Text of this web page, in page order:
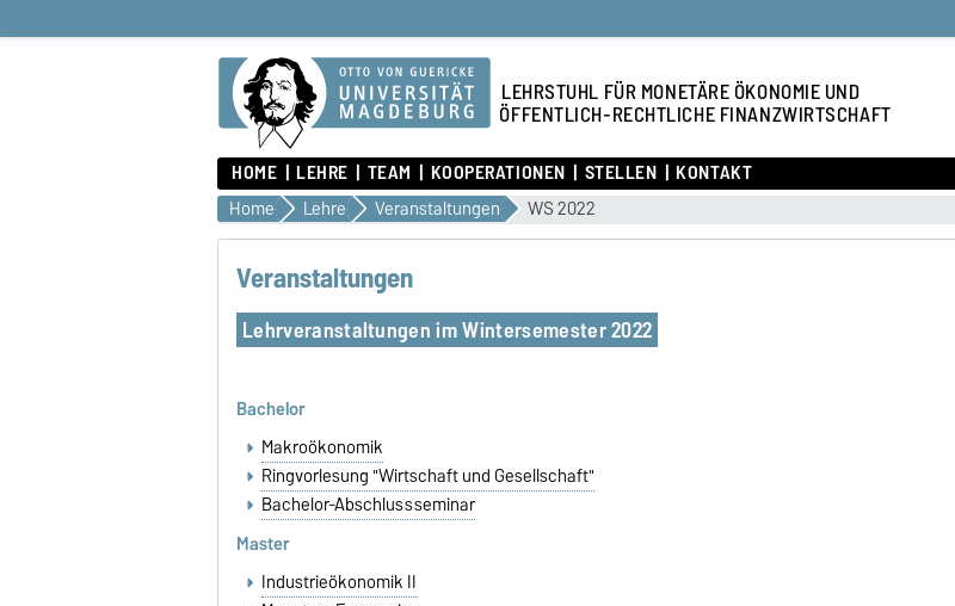
LEHRSTUHL FÜR MONETÄRE ÖKONOMIE UND
ÖFFENTLICH-RECHTLICHE FINANZWIRTSCHAFT
HOME LEHRE TEAM KOOPERATIONEN STELLEN KONTAKT
Home Lehre Veranstaltungen WS 2022
Veranstaltungen
Lehrveranstaltungen im Wintersemester 2022
Bachelor
Makroökonomik
Ringvorlesung "Wirtschaft und Gesellschaft"
Bachelor-Abschlussseminar
Master
Industrieökonomik II